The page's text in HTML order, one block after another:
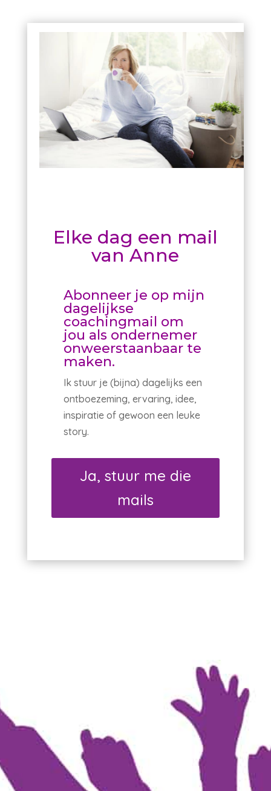
Elke dag een mail
van Anne
Abonneer je op mijn
dagelijkse
coachingmail om
jou als ondernemer
onweerstaanbaar te
maken.
Ik stuur je (bijna) dagelijks een
ontboezeming, ervaring, idee,
inspiratie of gewoon een leuke
story.
Ja, stuur me die
mails